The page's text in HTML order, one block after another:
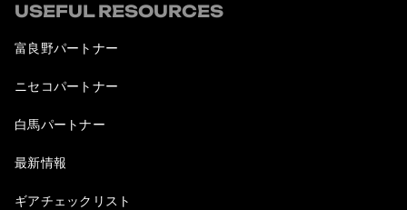
USEFUL RESOURCES
富良野パートナー
ニセコパートナー
白馬パートナー
最新情報
ギアチェックリスト